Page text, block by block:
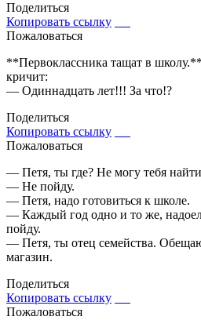
Поделиться
Копировать ссылку
Пожаловаться
**Первоклассника тащат в
кричит:
— Одиннадцать лет!!! За что!?
Поделиться
Копировать ссылку
Пожаловаться
— Петя, ты где? Не могу тебя
— Не пойду.
— Петя, надо готовиться к школе.
— Каждый год одно и то же,
пойду.
— Петя, ты отец семейства.
магазин.
Поделиться
Копировать ссылку
Пожаловаться